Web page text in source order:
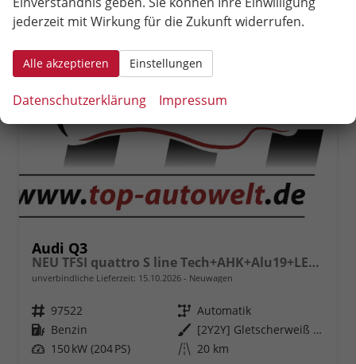
Audi Q3
NEU TFSI quattro S line Tech+AHK+Alu19+LEDplus+KlimaPlus+ExtSchwarz
unverbindliche Lieferzeit: 15.10.2026 Neuwagen
Fahrzeugnr. 97522 Getriebe Automatik
Kraftstoff Benzin Außenfarbe
[2Y2Y] Gletscherweiß Metallic
Leistung 150 kW (204 PS) Kilometerstand 20 km
jederzeit mit Wirkung für die Zukunft widerrufen.
Alle akzeptieren Einstellungen
Datenschutzerklärung Impressum